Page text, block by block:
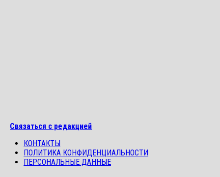
Связаться с редакцией
КОНТАКТЫ
ПОЛИТИКА КОНФИДЕНЦИАЛЬНОСТИ
ПЕРСОНАЛЬНЫЕ ДАННЫЕ